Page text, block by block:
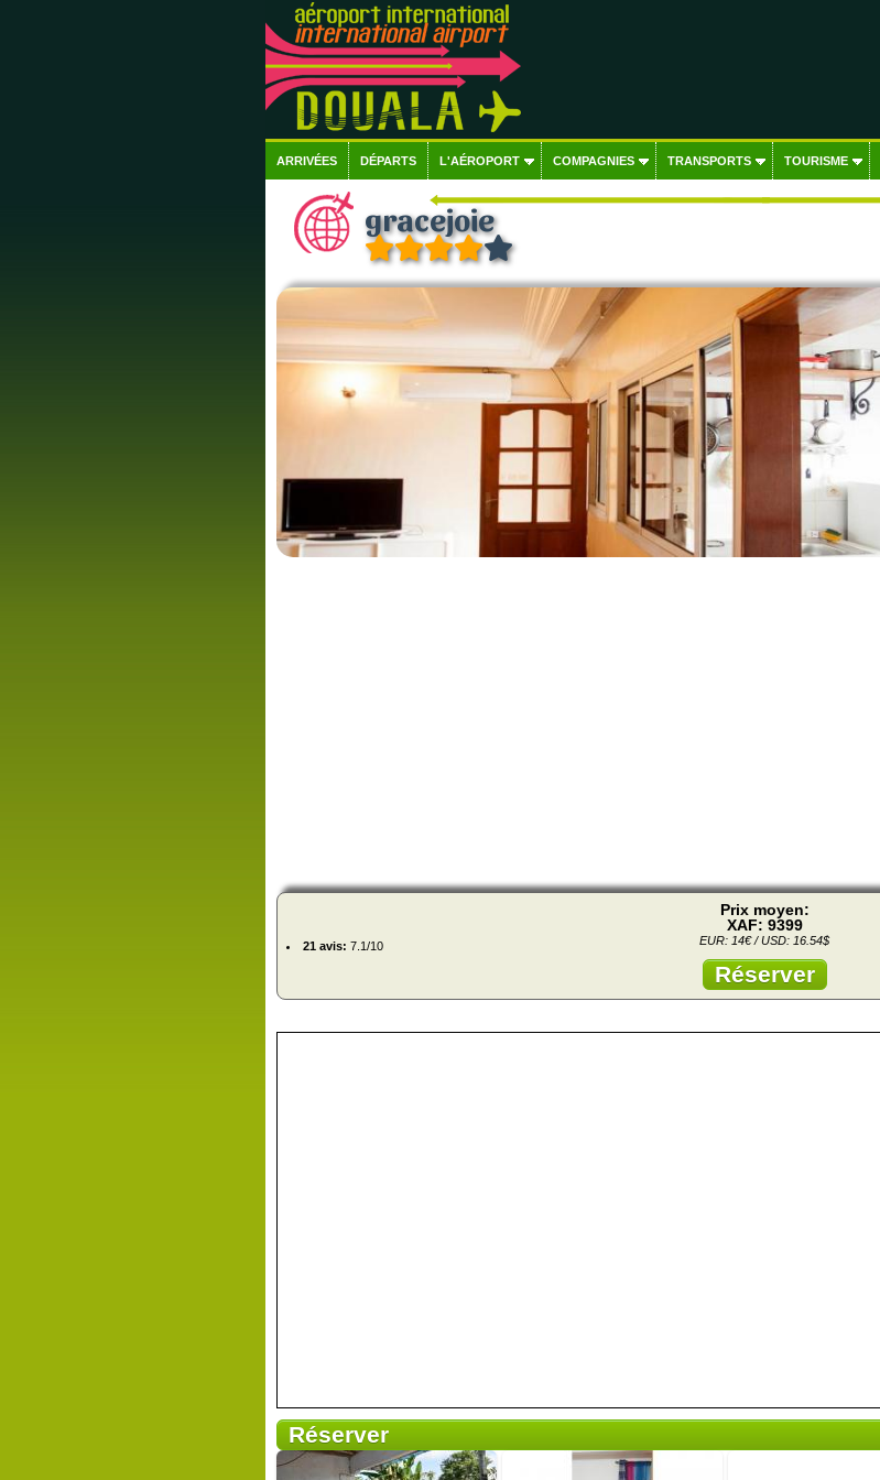
ARRIVÉES DÉPARTS L'AÉROPORT COMPAGNIES TRANSPORTS TOURISME
gracejoie
21 avis: 7.1/10
Prix moyen:
XAF: 9399
EUR: 14€ / USD: 16.54$
Réserver
Réserver